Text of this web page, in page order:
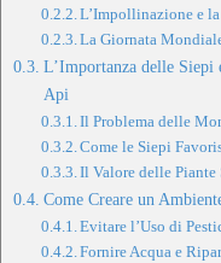
L’Impollinazione e
La Giornata
L’Importanza delle Siepi
Api
Il Problema delle
Come le Siepi
Il Valore delle
Come Creare un
Evitare l’Uso di
Fornire Acqua e